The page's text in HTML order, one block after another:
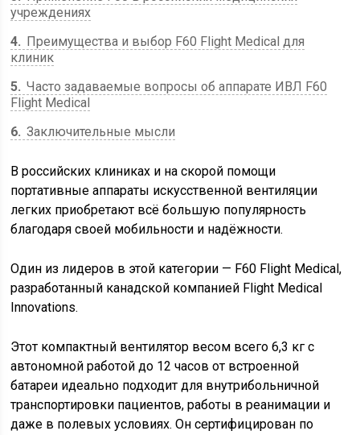
учреждениях
4
Преимущества и выбор F60 Flight Medical для
клиник
5 Часто задаваемые вопросы об аппарате ИВЛ F60
Flight Medical
6 Заключительные мысли
В российских клиниках и на скорой помощи
портативные аппараты искусственной вентиляции
легких приобретают всё большую популярность
благодаря своей мобильности и надёжности.
Один из лидеров в этой категории — F60 Flight Medical,
разработанный канадской компанией Flight Medical
Innovations.
Этот компактный вентилятор весом всего 6,3 кг с
автономной работой до 12 часов от встроенной
батареи идеально подходит для внутрибольничной
транспортировки пациентов, работы в реанимации и
даже в полевых условиях. Он сертифицирован по